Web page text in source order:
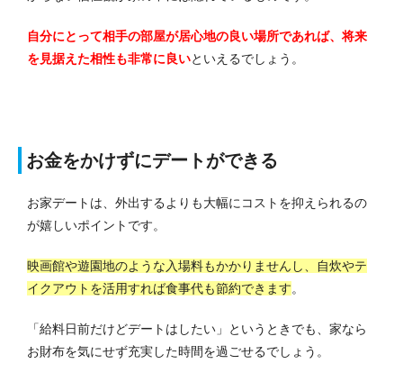
自分にとって相手の部屋が居心地の良い場所であれば、将来
を見据えた相性も非常に良いといえるでしょう。
お金をかけずにデートができる
お家デートは、外出するよりも大幅にコストを抑えられるの
が嬉しいポイントです。
映画館や遊園地のような入場料もかかりませんし、自炊やテ
イクアウトを活用すれば食事代も節約できます。
「給料日前だけどデートはしたい」というときでも、家なら
お財布を気にせず充実した時間を過ごせるでしょう。